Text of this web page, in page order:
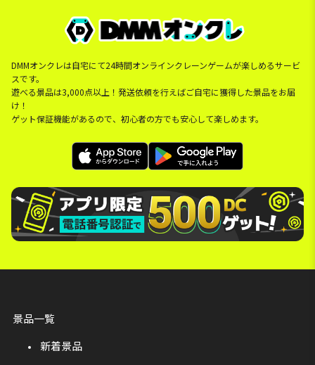
DMMオンクレは自宅にて24時間オンラインクレーンゲームが楽しめるサービ
スです。
遊べる景品は3,000点以上！発送依頼を行えばご自宅に獲得した景品をお届
け！
ゲット保証機能があるので、初心者の方でも安心して楽しめます。
景品一覧
新着景品